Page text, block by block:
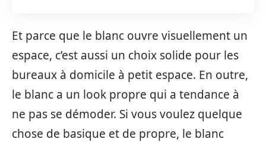
Et parce que le blanc ouvre visuellement un
espace, c’est aussi un choix solide pour les
bureaux à domicile à petit espace. En outre,
le blanc a un look propre qui a tendance à
ne pas se démoder. Si vous voulez quelque
chose de basique et de propre, le blanc